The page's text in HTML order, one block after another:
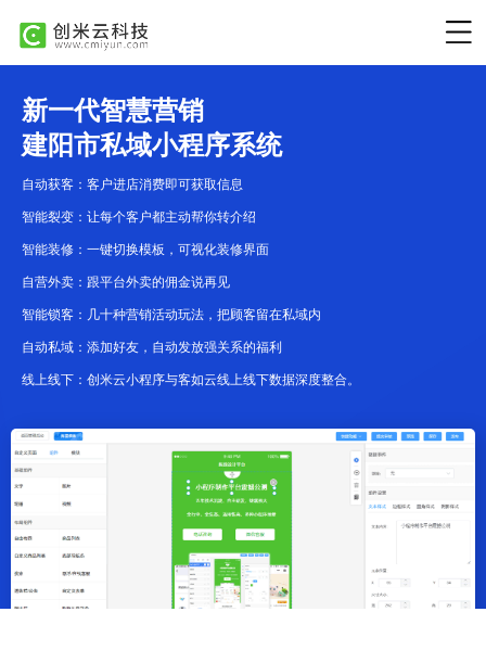
新一代智慧营销
建阳市私域小程序系统
自动获客：客户进店消费即可获取信息
智能裂变：让每个客户都主动帮你转介绍
智能装修：一键切换模板，可视化装修界面
自营外卖：跟平台外卖的佣金说再见
智能锁客：几十种营销活动玩法，把顾客留在私域内
自动私域：添加好友，自动发放强关系的福利
线上线下：创米云小程序与客如云线上线下数据深度整合。